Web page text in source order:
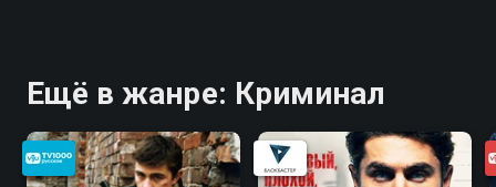
Ещё в жанре: Криминал